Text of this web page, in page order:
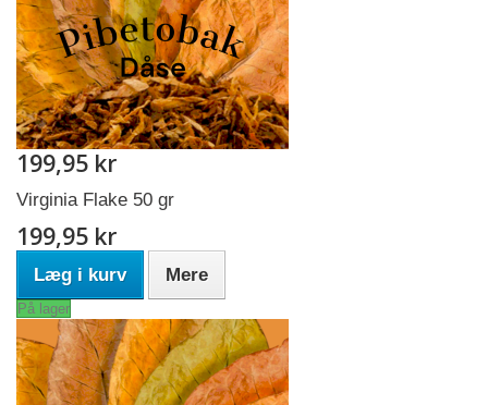
199,95 kr
Virginia Flake 50 gr
199,95 kr
Læg i kurv Mere
På lager